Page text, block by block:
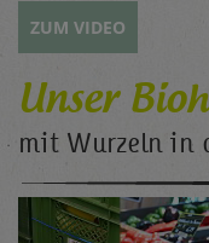
ZUM VIDEO
Unser
mit Wurzeln in